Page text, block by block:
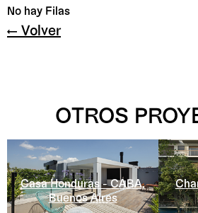
Instagram
No hay Filas
← Volver
OTROS
Casa Honduras - CABA,
Buenos Aires